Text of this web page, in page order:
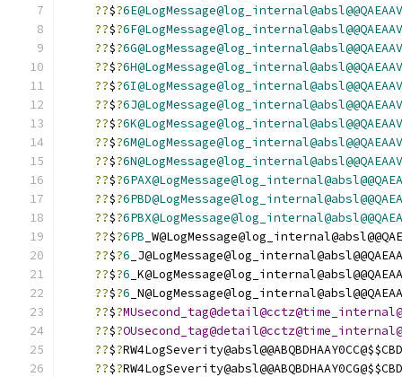
??$?
??$?
??$?
??$?
??$?
??$?
??$?
??$?
??$?
??$?
??$?
??$?
??$?6PB
??$?6
??$?6
??$?6
??$?
??$?
??$?
??$?